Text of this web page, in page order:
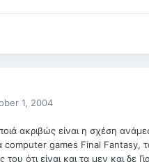
1, 2004
ακριβώς είναι η σχέση
computer games Final Fantasy,
ότι είναι και τα μεν και δε